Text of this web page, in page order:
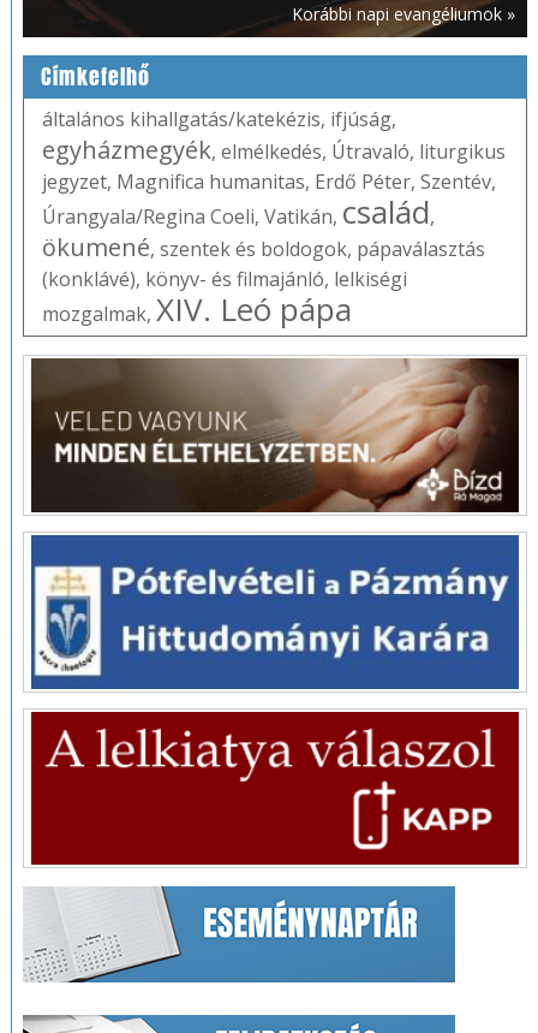
Korábbi napi evangéliumok »
Címkefelhő
általános kihallgatás/katekézis, ifjúság,
egyházmegyék, elmélkedés, Útravaló, liturgikus
jegyzet, Magnifica humanitas, Erdő Péter, Szentév,
Úrangyala/Regina Coeli, Vatikán, család,
ökumené, szentek és boldogok, pápaválasztás
(konklávé), könyv- és filmajánló, lelkiségi
mozgalmak, XIV. Leó pápa